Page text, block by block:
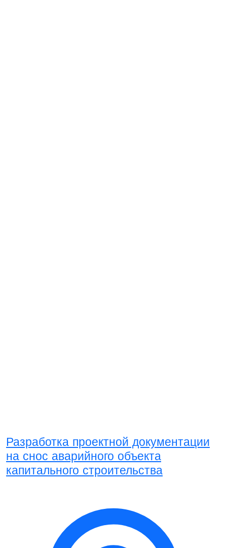
Разработка проектной документации
на снос аварийного объекта
капитального строительства